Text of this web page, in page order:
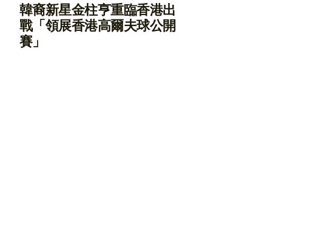
韓裔新星金柱亨重臨香港出
戰「領展香港高爾夫球公開
賽」